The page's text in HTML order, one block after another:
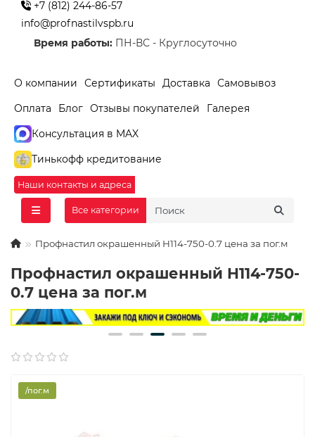
+7 (812) 244-86-57
info@profnastilvspb.ru
Время работы: ПН-ВС - Круглосуточно
О компании Сертификаты Доставка
Самовывоз
Оплата
Блог Отзывы покупателей
Галерея
Консультация в MAX
Тинькофф кредитование
Наши контакты и адреса
Все категории
Профнастил окрашенный H114-750-0.7 цена за пог.м
Профнастил окрашенный H114-750-
0.7 цена за пог.м
/пог.м